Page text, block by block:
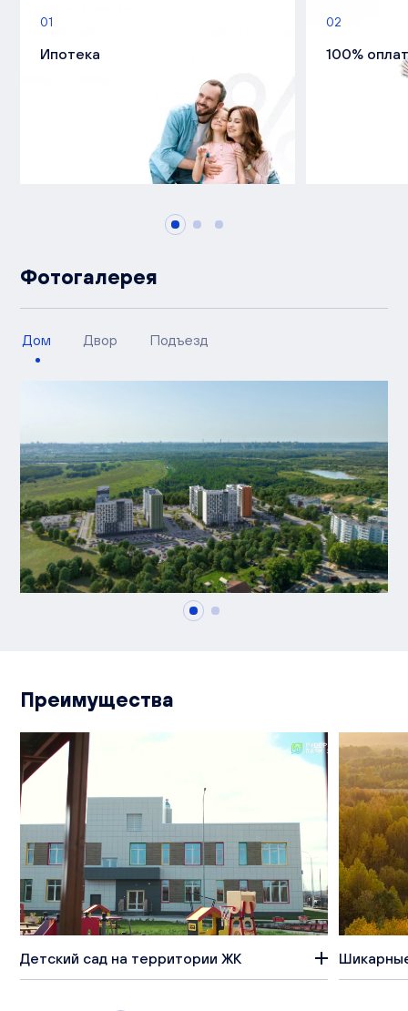
01
Ипотека
02
100%
Фотогалерея
Дом Двор Подъезд
Преимущества
Детский сад на территории ЖК